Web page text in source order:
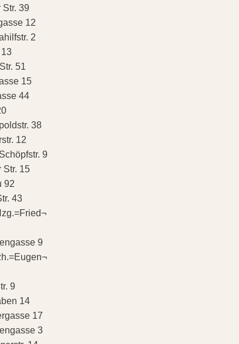
39
12
2
51
15
44
38
12
9
Str. 15
92
43
9
9
14
17
3